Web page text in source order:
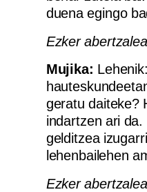
duena egingo
Ezker
Mujika:
geratu daiteke?
indartzen ari
gelditzea
lehenbailehen
Ezker